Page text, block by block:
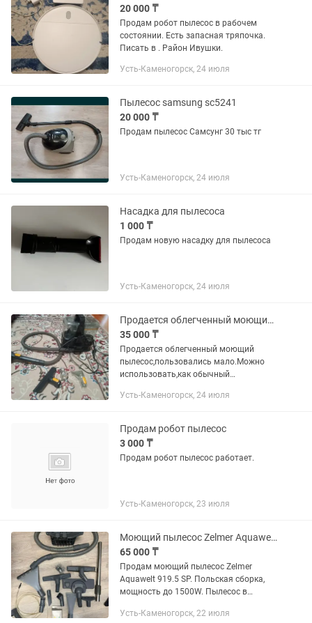
20 000 ₸
Продам робот пылесос в рабочем
состоянии. Есть запасная тряпочка.
Писать в . Район Ивушки.
Усть-Каменогорск, 24 июля
Пылесос samsung sc5241
20 000 ₸
Продам пылесос Самсунг 30 тыс тг
Усть-Каменогорск, 24 июля
Насадка для пылесоса
1 000 ₸
Продам новую насадку для пылесоса
Усть-Каменогорск, 24 июля
Продается облегченный моющий пылесос
35 000 ₸
Продается облегченный моющий
пылесос,пользовались мало.Можно
использовать,как обычный
Усть-Каменогорск, 24 июля
Продам робот пылесос
3 000 ₸
Продам робот пылесос работает.
Усть-Каменогорск, 23 июля
Моющий пылесос Zelmer Aquawelt 919.5 SP (Польша)
65 000 ₸
Продам моющий пылесос Zelmer
Aquawelt 919.5 SP. Польская сборка,
мощность до 1500W. Пылесос в
мало. Сохранились коробка,
Усть-Каменогорск, 22 июля